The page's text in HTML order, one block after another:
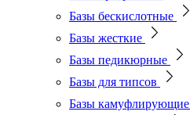
Базы бескислотные
Базы жесткие
Базы педикюрные
Базы для типсов
Базы камуфлирующие